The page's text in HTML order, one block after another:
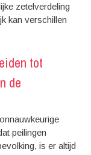
zetelverdeling
kan verschillen
tot
de
peilingen
is er altijd